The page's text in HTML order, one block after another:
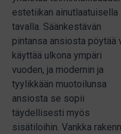
estetiikan ainutlaatuisella
tavalla. Säänkestävän
pintansa ansiosta pöytää
käyttää ulkona ympäri
vuoden, ja modernin ja
tyylikkään muotoilunsa
ansiosta se sopii
täydellisesti myös
sisätiloihin. Vankka